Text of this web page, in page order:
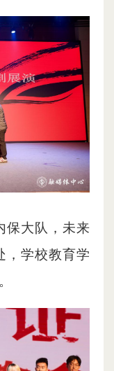
保大队，未来
，学校教育学